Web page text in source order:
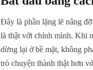
Đây là phần lặng lẽ nâng
là thật với chính mình. Khi
dừng lại ở bề mặt, không
trò chuyện thành thật hơn